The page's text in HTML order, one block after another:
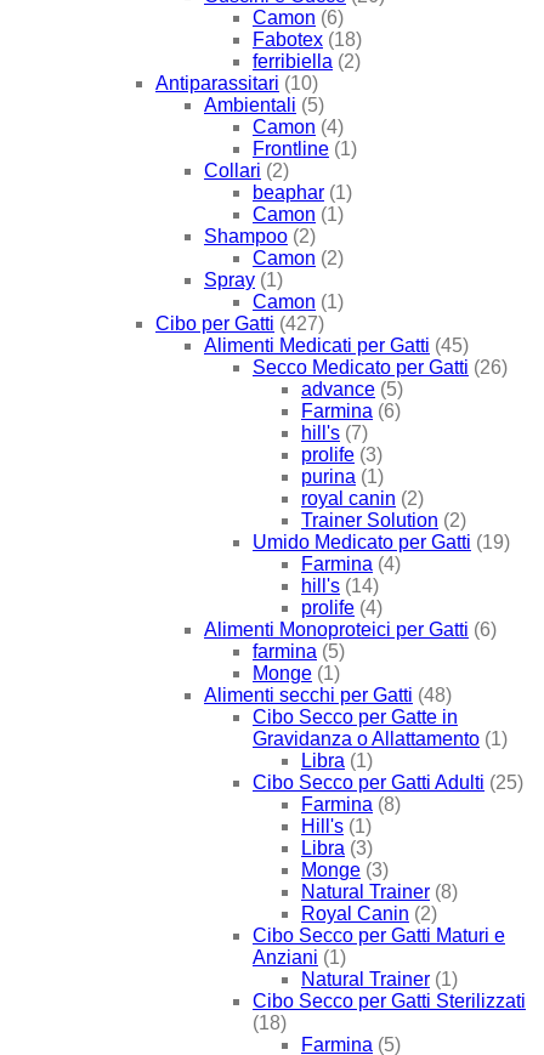
Camon (6)
Fabotex (18)
ferribiella (2)
Antiparassitari (10)
Ambientali (5)
Camon (4)
Frontline (1)
Collari (2)
beaphar (1)
Camon (1)
Shampoo (2)
Camon (2)
Spray (1)
Camon (1)
Cibo per Gatti (427)
Alimenti Medicati per Gatti (45)
Secco Medicato per Gatti (26)
advance (5)
Farmina (6)
hill's (7)
prolife (3)
purina (1)
royal canin (2)
Trainer Solution (2)
Umido Medicato per Gatti (19)
Farmina (4)
hill's (14)
prolife (4)
Alimenti Monoproteici per Gatti (6)
farmina (5)
Monge (1)
Alimenti secchi per Gatti (48)
Cibo Secco per Gatte in
Gravidanza o Allattamento (1)
Libra (1)
Cibo Secco per Gatti Adulti (25)
Farmina (8)
Hill's (1)
Libra (3)
Monge (3)
Natural Trainer (8)
Royal Canin (2)
Cibo Secco per Gatti Maturi e
Anziani (1)
Natural Trainer (1)
Cibo Secco per Gatti Sterilizzati
(18)
Farmina (5)